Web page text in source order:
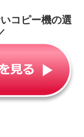
コピー機の選